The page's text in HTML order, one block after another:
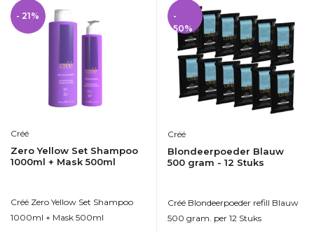
- 21%
Créé
Zero Yellow Set Shampoo
1000ml + Mask 500ml
Créé Zero Yellow Set Shampoo
1000ml + Mask 500ml
-
50%
Créé
Blondeerpoeder Blauw
500 gram - 12 Stuks
Créé Blondeerpoeder refill Blauw
500 gram. per 12 Stuks